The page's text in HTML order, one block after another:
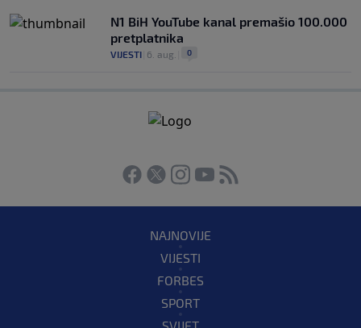
N1 BiH YouTube kanal premašio 100.000
pretplatnika
VIJESTI 6. aug. 0
NAJNOVIJE
VIJESTI
FORBES
SPORT